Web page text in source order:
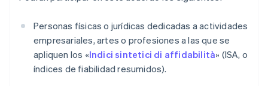
Personas físicas o jurídicas dedicadas a actividades
empresariales, artes o profesiones a las que se
apliquen los «Indici sintetici di affidabilità» (ISA, o
índices de fiabilidad resumidos).